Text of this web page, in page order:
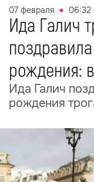
07 февраля 06:32
Ида Галич
рождения:
Ида Галич
рождения